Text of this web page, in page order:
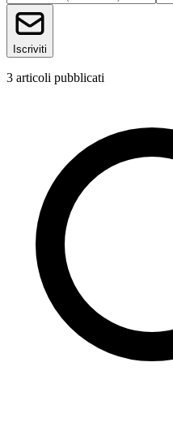
Iscriviti
3 articoli pubblicati